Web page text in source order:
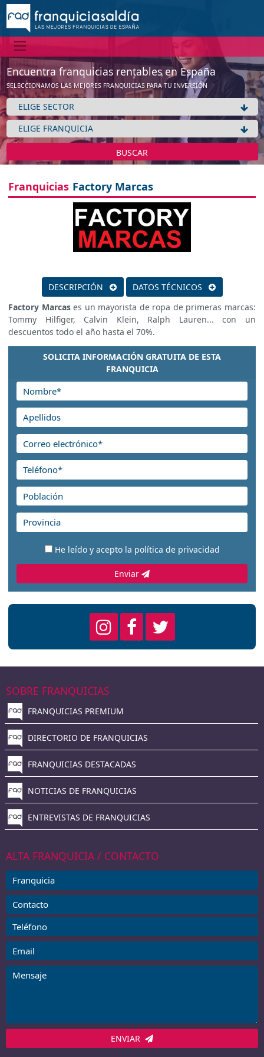
Encuentra franquicias rentables en España
SELECCIONAMOS LAS MEJORES FRANQUICIAS PARA TU INVERSIÓN
BUSCAR
Franquicias Factory Marcas
DESCRIPCIÓN
DATOS TÉCNICOS
Factory Marcases un mayorista de ropa de primeras marcas:
Tommy Hilfiger, Calvin Klein, Ralph Lauren... con un
descuentos todo el año hasta el 70%.
SOLICITA INFORMACIÓN GRATUITA DE ESTA
FRANQUICIA
He leído y acepto la política de privacidad
Enviar
SOBRE FRANQUICIAS
FRANQUICIAS PREMIUM
DIRECTORIO DE FRANQUICIAS
FRANQUICIAS DESTACADAS
NOTICIAS DE FRANQUICIAS
ENTREVISTAS DE FRANQUICIAS
ALTA FRANQUICIA / CONTACTO
ENVIAR